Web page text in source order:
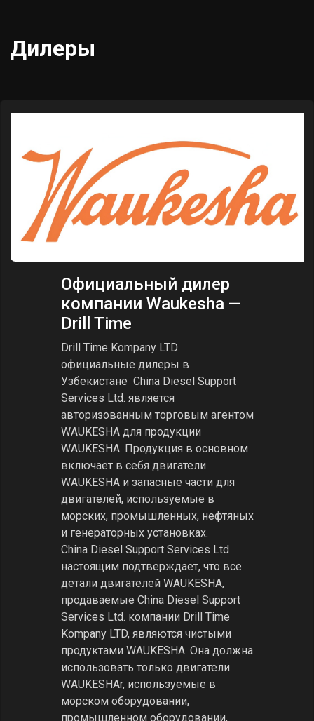
Дилеры
Drill Time Kompany LTD,
Официальные дилеры
в Узбекистане, Lei
Shing Hong Machinery
(Jinan) Co.
Drill Time Kompany LTD,
Официальные дилеры в
Узбекистане, Lei Shing Hong
Machinery (Jinan) Co., Ltd. является
авторизованным агентом по
продажам Caterpillar для продукции
Caterpillar. Продукция в основном
включает строительную технику
Caterpillar и двигатели,
используемые в морских,
промышленных, нефтяных и
генераторных установках.
Lei Shing Hong Machinery (Jinan) Co.,
Ltd. настоящим подтверждает, что
все детали Caterpillar,
продаваемые Lei Shing Hong
Machinery (Jinan) Co., Ltd. Drill Time
Kompany LTD, являются чистыми
продуктами Caterpillar. Она должна
использовать только строительную